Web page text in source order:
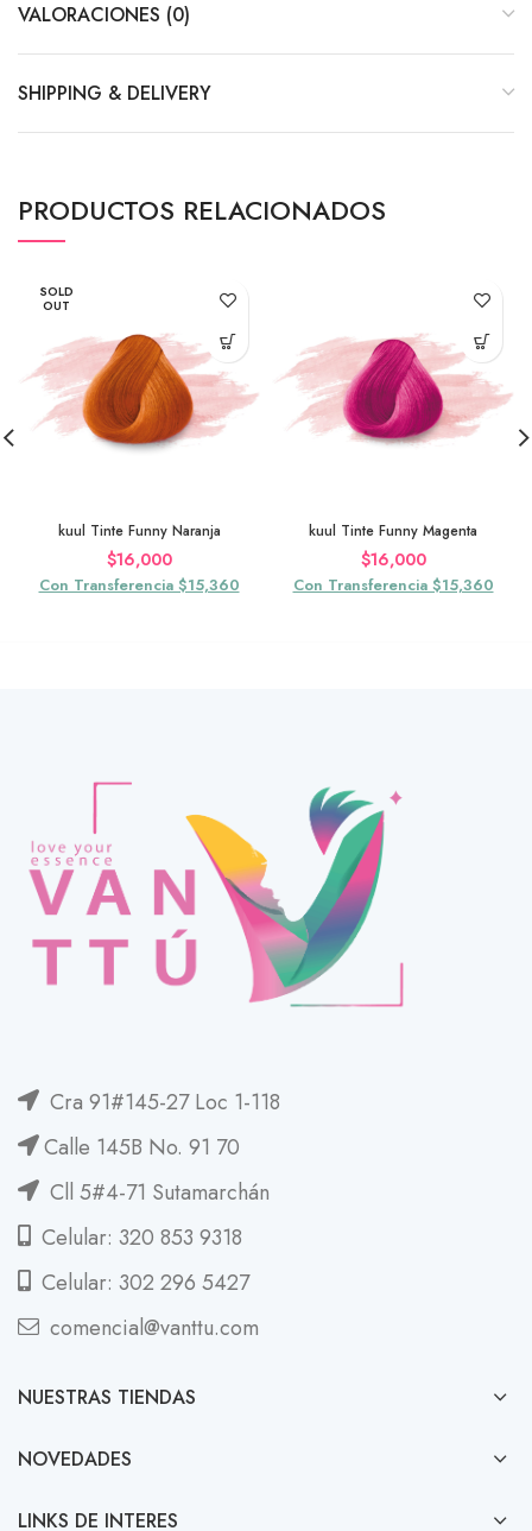
VALORACIONES (0)
SHIPPING & DELIVERY
PRODUCTOS RELACIONADOS
SOLD
OUT
kuul Tinte Funny Naranja
$16,000
Con Transferencia $15,360
kuul Tinte Funny Magenta
$16,000
Con Transferencia $15,360
Cra 91#145-27 Loc 1-118
Calle 145B No. 91 70
Cll 5#4-71 Sutamarchán
Celular: 320 853 9318
Celular: 302 296 5427
comencial@vanttu.com
NUESTRAS TIENDAS
NOVEDADES
LINKS DE INTERES